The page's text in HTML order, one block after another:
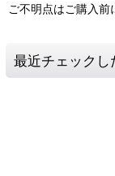
ご不明点はご購入前
最近チェックし